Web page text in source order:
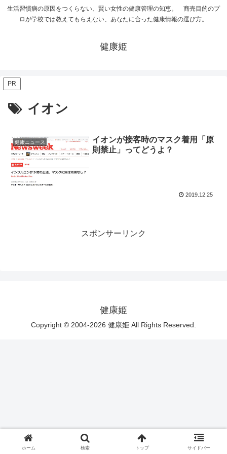
生活習慣病の原因をつくらない、賢い女性の健康管理の知恵。 商売目的のプ
ロが学校では教えてもらえない、あなたに合った健康情報の選び方。
健康姫
PR
イオン
健康ニュース
イオンが接客時のマスク着用「原
則禁止」ってどうよ？
2019.12.25
スポンサーリンク
健康姫
Copyright © 2004-2026 健康姫 All Rights Reserved.
ホーム 検索 トップ サイドバー